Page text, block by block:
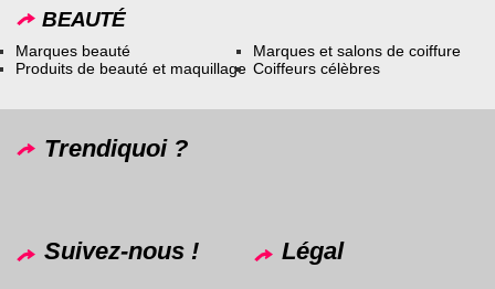
BEAUTÉ
Marques beauté
Produits de beauté et maquillage
Marques et salons de coiffure
Coiffeurs célèbres
Trendiquoi ?
Suivez-nous ! Légal